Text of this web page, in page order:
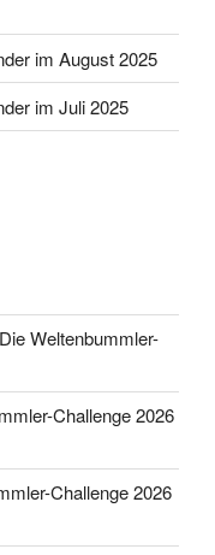
im August 2025
im Juli 2025
Weltenbummler-
Challenge 2026
Challenge 2026